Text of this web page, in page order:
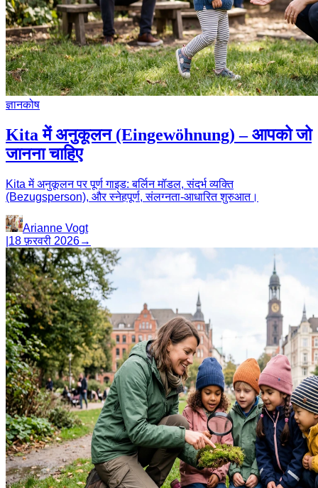
ज्ञानकोष
Kita में अनुकूलन (Eingewöhnung) – आपको जो
जानना चाहिए
Kita में अनुकूलन पर पूर्ण गाइड: बर्लिन मॉडल, संदर्भ व्यक्ति
(Bezugsperson), और स्नेहपूर्ण, संलग्नता-आधारित शुरुआत।
Arianne Vogt
18 फ़रवरी 2026→